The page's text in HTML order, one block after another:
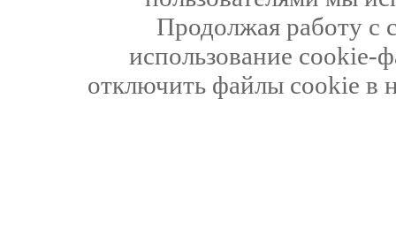
Продолжая работу с
использование cookie-
отключить файлы cookie в